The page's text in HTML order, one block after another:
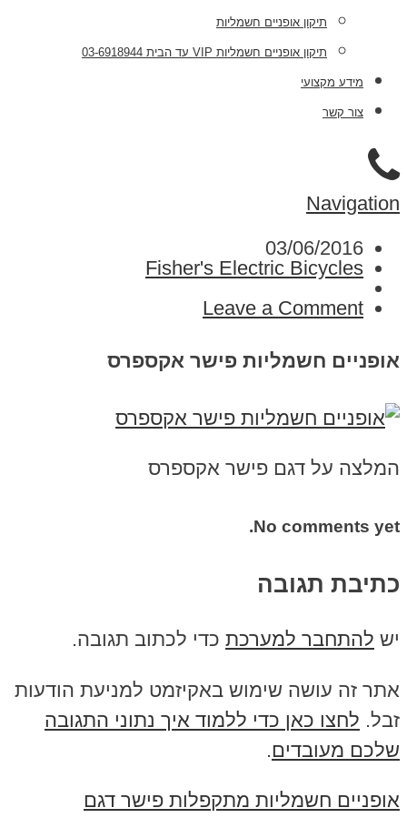
תיקון אופניים חשמליות
תיקון אופניים חשמליות VIP עד הבית 03-6918944
מידע מקצועי
צור קשר
Navigation
03/06/2016
Fisher's Electric Bicycles
Leave a Comment
אופניים חשמליות פישר אקספרס
המלצה על דגם פישר אקספרס
No comments yet.
כתיבת תגובה
יש להתחבר למערכת כדי לכתוב תגובה.
אתר זה עושה שימוש באקיזמט למניעת הודעות
זבל. לחצו כאן כדי ללמוד איך נתוני התגובה
שלכם מעובדים.
אופניים חשמליות מתקפלות פישר דגם